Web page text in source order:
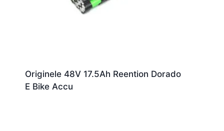
Originele 48V 17.5Ah Reention Dorado
E Bike Accu